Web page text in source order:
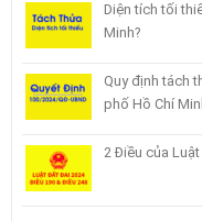
Diện tích tối
Minh?
Quy định tách
phố Hồ Chí
2 Điều của